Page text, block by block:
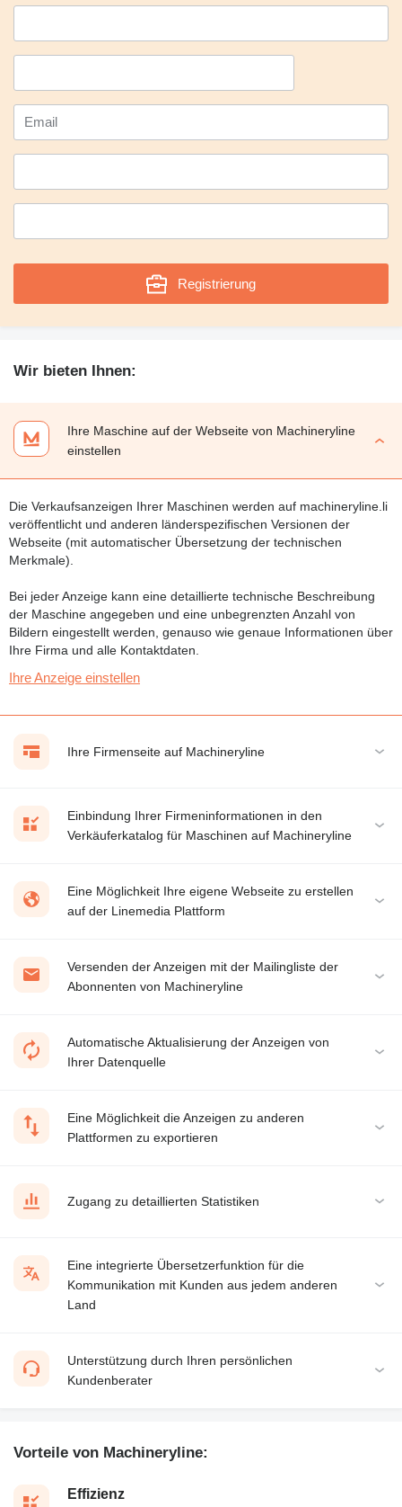
Registrierung
Wir bieten Ihnen:
Ihre Maschine auf der Webseite von Machineryline
einstellen
Die Verkaufsanzeigen Ihrer Maschinen werden auf machineryline.li
veröffentlicht und anderen länderspezifischen Versionen der
Webseite (mit automatischer Übersetzung der technischen
Merkmale).
Bei jeder Anzeige kann eine detaillierte technische Beschreibung
der Maschine angegeben und eine unbegrenzten Anzahl von
Bildern eingestellt werden, genauso wie genaue Informationen über
Ihre Firma und alle Kontaktdaten.
Ihre Anzeige einstellen
Ihre Firmenseite auf Machineryline
Einbindung Ihrer Firmeninformationen in den
Verkäuferkatalog für Maschinen auf Machineryline
Eine Möglichkeit Ihre eigene Webseite zu erstellen
auf der Linemedia Plattform
Versenden der Anzeigen mit der Mailingliste der
Abonnenten von Machineryline
Automatische Aktualisierung der Anzeigen von
Ihrer Datenquelle
Eine Möglichkeit die Anzeigen zu anderen
Plattformen zu exportieren
Zugang zu detaillierten Statistiken
Eine integrierte Übersetzerfunktion für die
Kommunikation mit Kunden aus jedem anderen
Land
Unterstützung durch Ihren persönlichen
Kundenberater
Vorteile von Machineryline:
Effizienz